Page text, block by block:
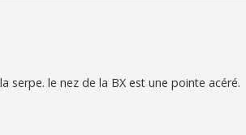
le nez de la BX est une pointe acéré.